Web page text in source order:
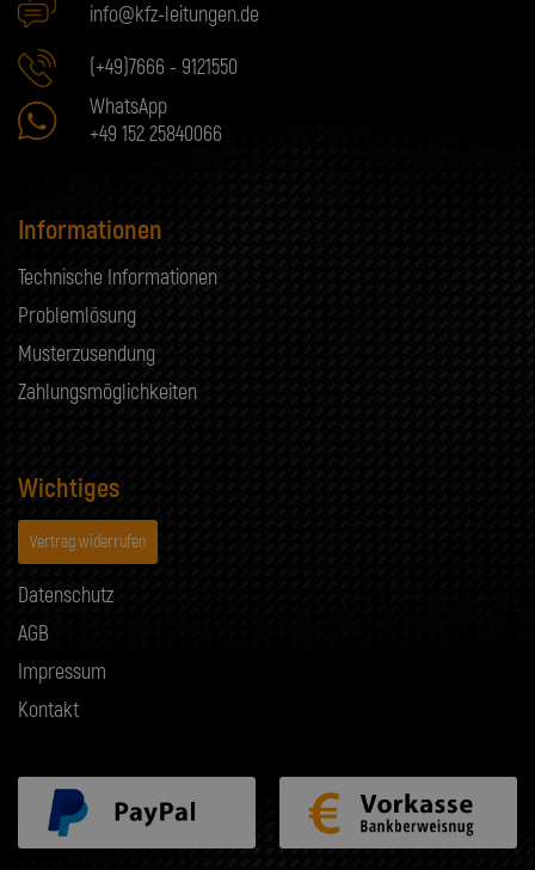
info@kfz-leitungen.de
(+49)7666 - 9121550
WhatsApp
+49 152 25840066
Informationen
Technische Informationen
Problemlösung
Musterzusendung
Zahlungsmöglichkeiten
Wichtiges
Vertrag widerrufen
Datenschutz
AGB
Impressum
Kontakt